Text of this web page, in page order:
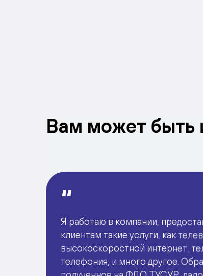
Вам может быть
Я работаю в компании,
клиентам такие услуги, как
высокоскоростной интернет,
телефония, и много другое.